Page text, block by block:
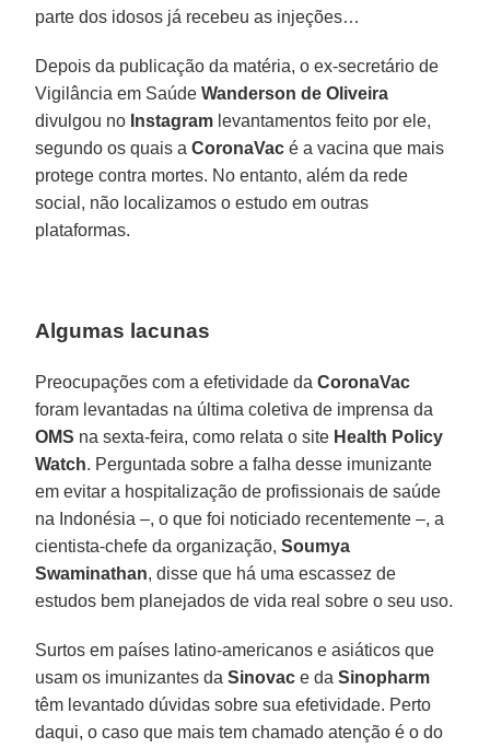
parte dos idosos já recebeu as injeções…
Depois da publicação da matéria, o ex-secretário de
Vigilância em SaúdeWanderson de Oliveira
divulgou no Instagram levantamentos feito por ele,
segundo os quais aCoronaVac é a vacina que mais
protege contra mortes. No entanto, além da rede
social, não localizamos o estudo em outras
plataformas.
Algumas lacunas
Preocupações com a efetividade daCoronaVac
foram levantadas na última coletiva de imprensa da
OMS na sexta-feira, como relata o site Health Policy
Watch. Perguntada sobre a falha desse imunizante
em evitar a hospitalização de profissionais de saúde
na Indonésia –, o que foi noticiado recentemente –, a
cientista-chefe da organização,Soumya
Swaminathan, disse que há uma escassez de
estudos bem planejados de vida real sobre o seu uso.
Surtos em países latino-americanos e asiáticos que
usam os imunizantes daSinovac e daSinopharm
têm levantado dúvidas sobre sua efetividade. Perto
daqui, o caso que mais tem chamado atenção é o do